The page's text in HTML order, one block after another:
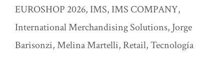
EUROSHOP 2026, IMS, IMS COMPANY,
International Merchandising Solutions, Jorge
Barisonzi,Melina Martelli, Retail,Tecnología